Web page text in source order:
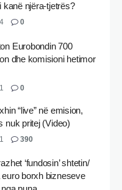
kanë njëra-tjetrës?
0
Eurobondin 700
dhe komisioni hetimor
0
“live” në emision,
nuk pritej (Video)
390
‘fundosin’ shtetin/
borxh bizneseve